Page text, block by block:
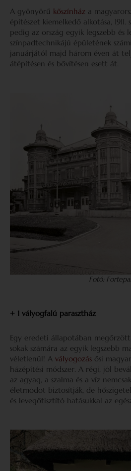
A gyönyörű kőszínház a
építészet kiemelkedő alkotása,
pedig az ország egyik legszebb és
színpadtechnikájú épületének
januárjától majd három éven át
átépítésen és bővítésen esett át.
Fotó:
+ 1 vályogfalú parasztház
Egy eredeti állapotában
sokak számára az egyik legszebb
véletlenül! A vályogozás ősi
házépítési módszer. A régi, jól
az agyag, a szalma és a víz
életmódot biztosítják, de
és levegőtisztító hatásukkal az